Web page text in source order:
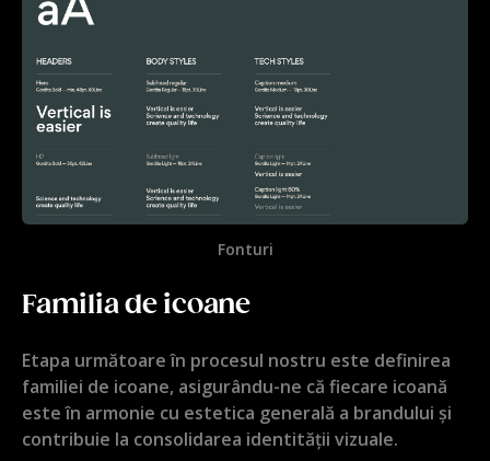
Fonturi
Familia de icoane
Etapa următoare în procesul nostru este definirea
familiei de icoane, asigurându-ne că fiecare icoană
este în armonie cu estetica generală a brandului și
contribuie la consolidarea identității vizuale.